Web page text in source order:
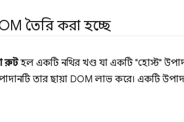
তৈরি করা হচ্ছে
রুটহল একটি নথির খণ্ড যা একটি "হোস্ট"
তার ছায়া DOM লাভ করে। একটি